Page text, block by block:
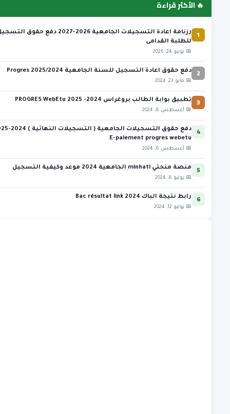
🔥 الأكثر قراءة
1
رزنامة اعادة التسجيلات الجامعية 2026-2027 دفع حقوق
للطلبة القدامى
📅 يونيو 24, 2026
2 دفع حقوق اعادة التسجيل للسنة الجامعية 2025/2024 Progres
📅 مايو 23, 2024
3 تطبيق بوابة الطالب بروغراس 2024- 2025 PROGRES WebEtu
📅 أغسطس 8, 2024
4
دفع حقوق التسجيلات الجامعية
E-paiement progres webetu
📅 أغسطس 8, 2024
5 منصة منحتي minhati الجامعية 2024 موعد وكيفية التسجيل
📅 يوليو 8, 2024
6 رابط نتيجة الباك 2024 Bac résultat link
📅 يوليو 12, 2024